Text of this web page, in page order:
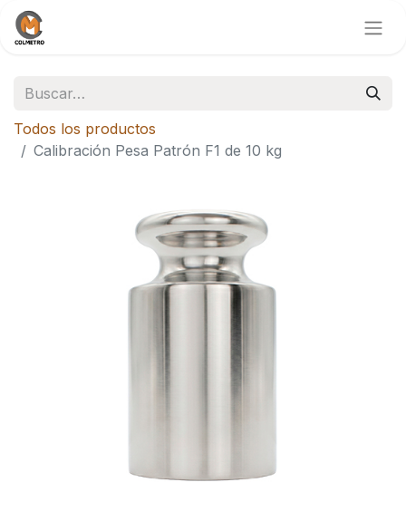
Todos los productos
Calibración Pesa Patrón F1 de 10 kg